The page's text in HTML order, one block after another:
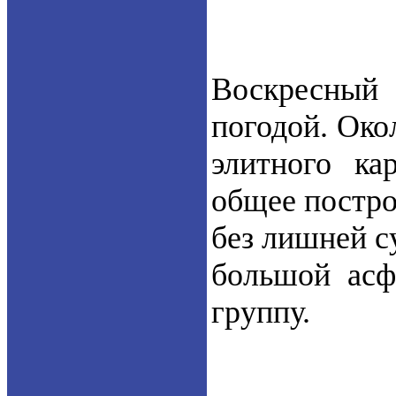
Воскресный
погодой.
элитного
общее
без лишней
большой
группу.